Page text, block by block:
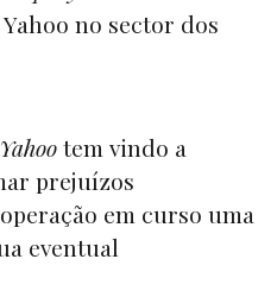
no sector dos
Yahootem vindo a
prejuízos
em curso uma
eventual